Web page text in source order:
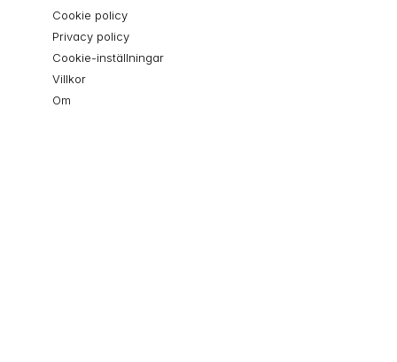
Cookie policy
Privacy policy
Cookie-inställningar
Villkor
Om